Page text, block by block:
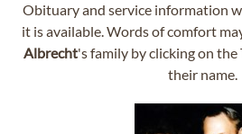
Obituary and service information
it is available. Words of comfort
Albrecht's family by clicking on
their name.